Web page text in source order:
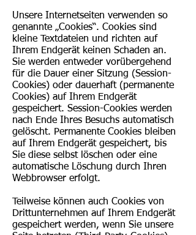
Unsere Internetseiten verwenden so
genannte „Cookies“. Cookies sind
kleine Textdateien und richten auf
Ihrem Endgerät keinen Schaden an.
Sie werden entweder vorübergehend
für die Dauer einer Sitzung (Session-
Cookies) oder dauerhaft (permanente
Cookies) auf Ihrem Endgerät
gespeichert. Session-Cookies werden
nach Ende Ihres Besuchs automatisch
gelöscht. Permanente Cookies bleiben
auf Ihrem Endgerät gespeichert, bis
Sie diese selbst löschen oder eine
automatische Löschung durch Ihren
Webbrowser erfolgt.
Teilweise können auch Cookies von
Drittunternehmen auf Ihrem Endgerät
gespeichert werden, wenn Sie unsere